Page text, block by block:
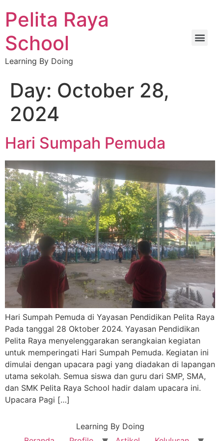
Pelita Raya
School
Learning By Doing
Day: October 28,
2024
Hari Sumpah Pemuda
Hari Sumpah Pemuda di Yayasan Pendidikan Pelita Raya
Pada tanggal 28 Oktober 2024. Yayasan Pendidikan
Pelita Raya menyelenggarakan serangkaian kegiatan
untuk memperingati Hari Sumpah Pemuda. Kegiatan ini
dimulai dengan upacara pagi yang diadakan di lapangan
utama sekolah. Semua siswa dan guru dari SMP, SMA,
dan SMK Pelita Raya School hadir dalam upacara ini.
Upacara Pagi […]
Learning By Doing